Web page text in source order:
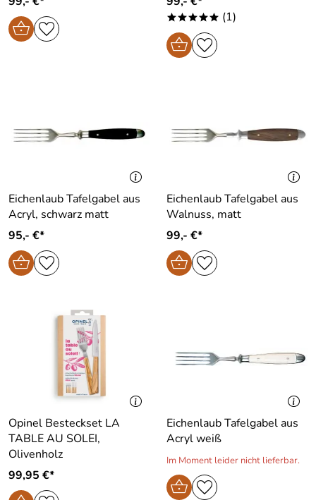
***** (1)
Eichenlaub Tafelgabel aus
Acryl, schwarz matt
95,- €*
Eichenlaub Tafelgabel aus
Walnuss, matt
99,- €*
Opinel Besteckset LA
TABLE AU SOLEI,
Olivenholz
99,95 €*
Eichenlaub Tafelgabel aus
Acryl weiß
Im Moment leider nicht lieferbar.